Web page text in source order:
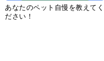
あなたのペット自慢を教えてく
ださい！